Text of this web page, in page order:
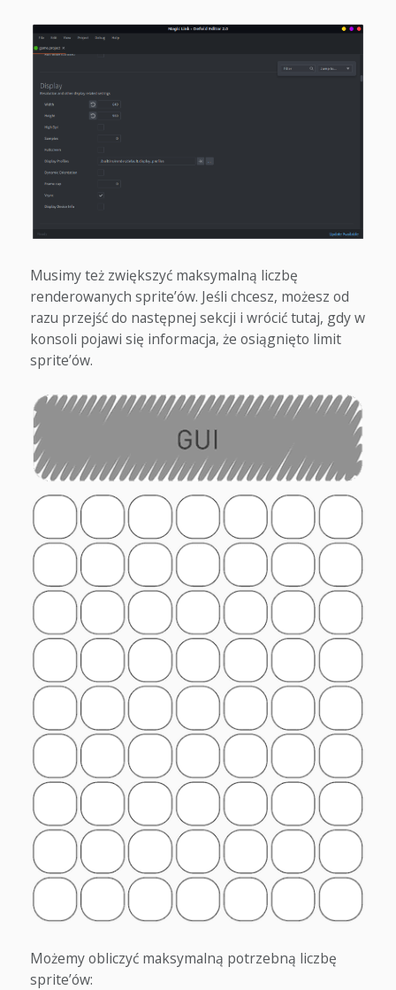
Musimy też zwiększyć maksymalną liczbę
renderowanych sprite’ów. Jeśli chcesz, możesz od
razu przejść do następnej sekcji i wrócić tutaj, gdy w
konsoli pojawi się informacja, że osiągnięto limit
sprite’ów.
Możemy obliczyć maksymalną potrzebną liczbę
sprite’ów: